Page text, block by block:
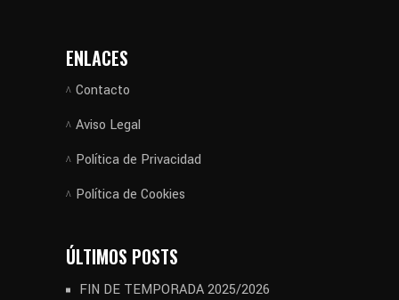
ENLACES
Contacto
Aviso Legal
Política de Privacidad
Política de Cookies
ÚLTIMOS POSTS
FIN DE TEMPORADA 2025/2026